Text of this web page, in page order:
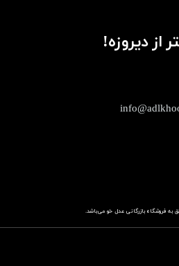
به فروشگاهباز​​​​​​​رگانی عدل خو می‌باشد.
از دیروزه!